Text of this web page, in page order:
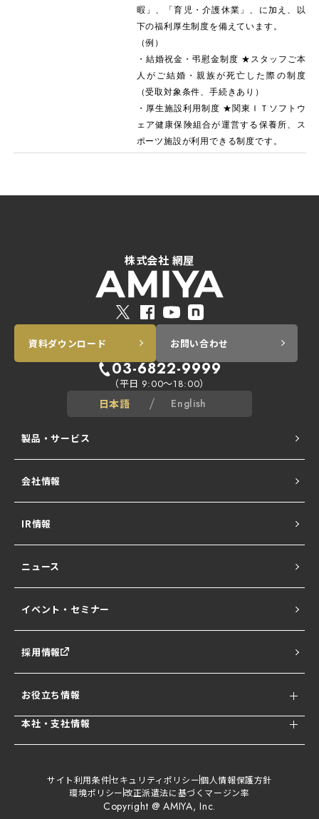
暇」、「育児・介護休業」、に加え、以
下の福利厚生制度を備えています。
（例）
・結婚祝金・弔慰金制度 ★スタッフご本
人がご結婚・親族が死亡した際の制度
（受取対象条件、手続きあり）
・厚生施設利用制度 ★関東ＩＴソフトウ
ェア健康保険組合が運営する保養所、ス
ポーツ施設が利用できる制度です。
株式会社 網屋
資料ダウンロード お問い合わせ
03-6822-9999
（平日 9:00～18:00）
日本語 English
製品・サービス
ALogシリーズ
Network All Cloud
Ubiquiti UniFi
NATURE SERIES
セキュサポ
SentinelOne
NETWORK INTEGRATION ランサポ
会社情報
IR情報
ニュース
イベント・セミナー
採用情報
お役立ち情報
各種ホワイトペーパー無料DL
本社・支社情報
所
ろ研究所
ュリティセ
ンター
サイト利用条件セキュリティポリシー個人情報保護方針
環境ポリシー改正派遣法に基づくマージン率
Copyright @ AMIYA, Inc.